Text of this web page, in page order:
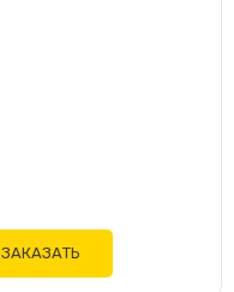
ЗАКАЗАТЬ